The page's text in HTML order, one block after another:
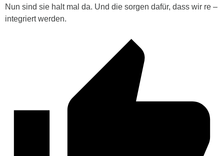
Nun sind sie halt mal da. Und die sorgen dafür, dass wir re –
integriert werden.